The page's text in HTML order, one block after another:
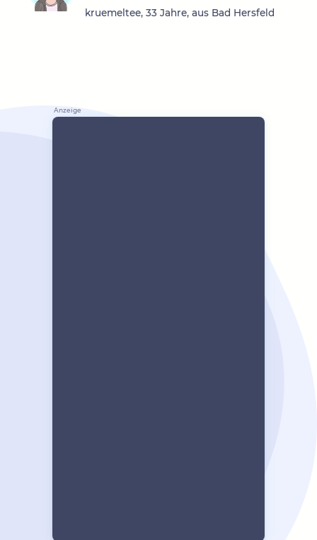
kruemeltee, 33 Jahre, aus Bad Hersfeld